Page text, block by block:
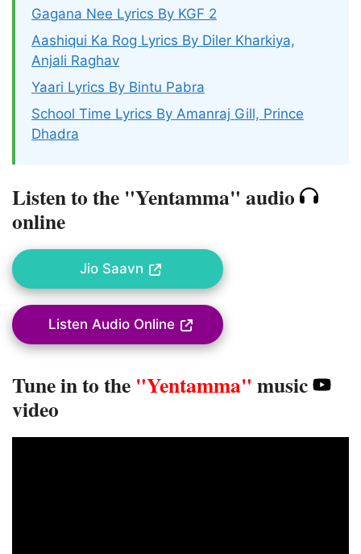
Gagana Nee Lyrics By KGF 2
Aashiqui Ka Rog Lyrics By Diler Kharkiya,
Anjali Raghav
Yaari Lyrics By Bintu Pabra
School Time Lyrics By Amanraj Gill, Prince
Dhadra
Listen to the "Yentamma" audio
online
Jio Saavn
Listen Audio Online
Tune in to the "Yentamma" music
video